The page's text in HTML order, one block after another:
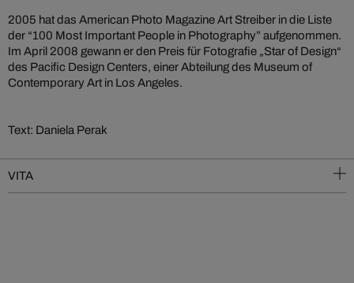
2005 hat das American Photo Magazine Art Streiber in die Liste
der “100 Most Important People in Photography” aufgenommen.
Im April 2008 gewann er den Preis für Fotografie „Star of Design“
des Pacific Design Centers, einer Abteilung des Museum of
Contemporary Art in Los Angeles.
Text: Daniela Perak
VITA